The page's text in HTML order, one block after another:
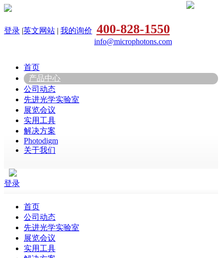
登录 |英文网站 | 我的询价 400-828-1550
info@microphotons.com
首页
产品中心
公司动态
先进光学实验室
展览会议
实用工具
解决方案
Photodigm
关于我们
登录
首页
公司动态
先进光学实验室
展览会议
实用工具